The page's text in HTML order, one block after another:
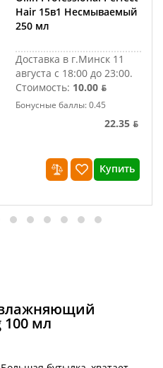
Hair 15в1 Несмываемый
250 мл
Доставка в г.Минск 11
августа с 18:00 до 23:00.
Стоимость: 10.00 ƃ
Бонусные баллы: 0.45
22.35 ƃ
Купить
мл